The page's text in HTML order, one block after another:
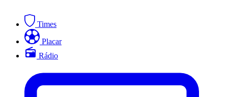
Times
Placar
Rádio